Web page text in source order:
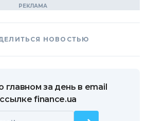
НОВОСТЬЮ
главном за день в email
finance.ua